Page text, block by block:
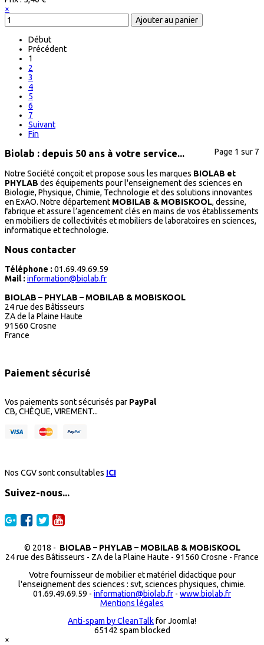
×
Début
Précédent
1
2
3
4
5
6
7
Suivant
Fin
Page 1 sur 7
Biolab : depuis 50 ans à votre service...
Notre Société conçoit et propose sous les marques BIOLAB et
PHYLAB des équipements pour l'enseignement des sciences en
Biologie, Physique, Chimie, Technologie et des solutions innovantes
en ExAO. Notre département MOBILAB & MOBISKOOL, dessine,
fabrique et assure l’agencement clés en mains de vos établissements
en mobiliers de collectivités et mobiliers de laboratoires en sciences,
informatique et technologie.
Nous contacter
Téléphone : 01.69.49.69.59
Mail : information@biolab.fr
BIOLAB – PHYLAB – MOBILAB & MOBISKOOL
24 rue des Bâtisseurs
ZA de la Plaine Haute
91560 Crosne
France
Paiement sécurisé
Vos paiements sont sécurisés par PayPal
CB, CHÈQUE, VIREMENT...
Nos CGV sont consultables ICI
Suivez-nous...
© 2018 - BIOLAB – PHYLAB – MOBILAB & MOBISKOOL
24 rue des Bâtisseurs - ZA de la Plaine Haute - 91560 Crosne - France
Votre fournisseur de mobilier et matériel didactique pour
l'enseignement des sciences : svt, sciences physiques, chimie.
01.69.49.69.59 - information@biolab.fr - www.biolab.fr
Mentions légales
Anti-spam by CleanTalkfor Joomla!
65142 spam blocked
×